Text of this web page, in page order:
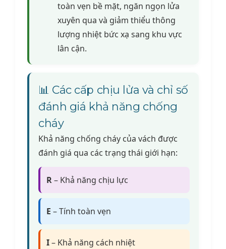
toàn vẹn bề mặt, ngăn ngọn lửa
xuyên qua và giảm thiểu thông
lượng nhiệt bức xạ sang khu vực
lân cận.
📊 Các cấp chịu lửa và chỉ số
đánh giá khả năng chống
cháy
Khả năng chống cháy của vách được
đánh giá qua các trạng thái giới hạn:
R– Khả năng chịu lực
E – Tính toàn vẹn
I– Khả năng cách nhiệt